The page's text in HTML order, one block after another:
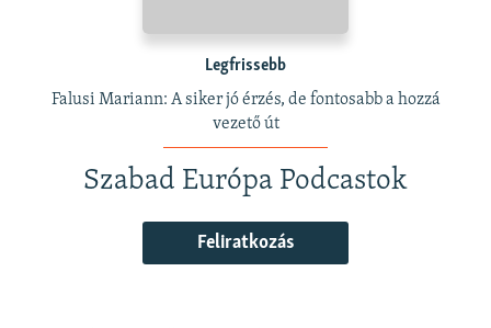
Legfrissebb
Falusi Mariann: A siker jó érzés, de fontosabb a hozzá
vezető út
Szabad Európa Podcastok
Feliratkozás